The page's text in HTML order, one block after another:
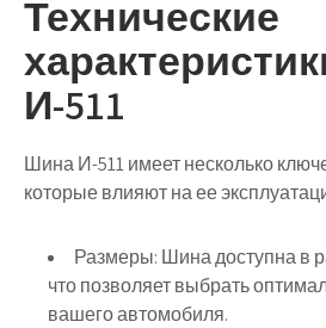
Технические
И-511
Шина И-511 имеет несколько
которые влияют на ее
Размеры: Шина доступна в
что позволяет выбрать
вашего автомобиля.